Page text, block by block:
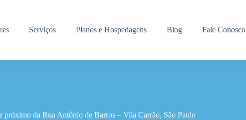
Serviços Planos e Hospedagens Blog Fale Conosco
próximo da Rua Antônio de Barros – Vila Carrão, São Paulo